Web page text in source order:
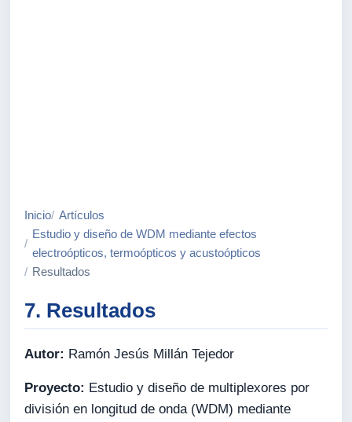
Inicio
Artículos
Estudio y diseño de WDM mediante efectos
electroópticos, termoópticos y acustoópticos
Resultados
7. Resultados
Autor: Ramón Jesús Millán Tejedor
Proyecto: Estudio y diseño de multiplexores por
división en longitud de onda (WDM) mediante